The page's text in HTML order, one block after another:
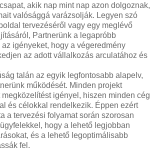
akik nap mint nap azon dolgoznak,
valósággá varázsolják. Legyen szó
tervezéséről vagy egy meglévő
Partnerünk a legapróbb
igényeket, hogy a végeredmény
az adott vállalkozás arculatához és
talán az egyik legfontosabb alapelv,
működését. Minden projekt
igényel, hiszen minden cég
és célokkal rendelkezik. Éppen ezért
a tervezési folyamat során szorosan
hogy a lehető legjobban
és a lehető legoptimálisabb
fel.